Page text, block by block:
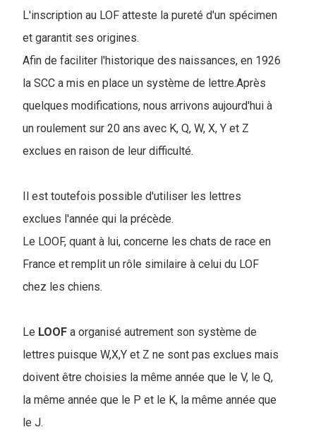
L'inscription au LOF atteste la pureté d'un spécimen
et garantit ses origines.
Afin de faciliter l'historique des naissances, en 1926
la SCC a mis en place un système de lettre.Après
quelques modifications, nous arrivons aujourd'hui à
un roulement sur 20 ans avec K, Q, W, X, Y et Z
exclues en raison de leur difficulté.
Il est toutefois possible d'utiliser les lettres
exclues l'année qui la précède.
Le LOOF, quant à lui, concerne les chats de race en
France et remplit un rôle similaire à celui du LOF
chez les chiens.
Le LOOF a organisé autrement son système de
lettres puisque W,X,Y et Z ne sont pas exclues mais
doivent être choisies la même année que le V, le Q,
la même année que le P et le K, la même année que
le J.